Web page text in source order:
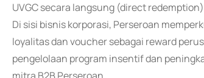
UVGC secara langsung (direct
Di sisi bisnis korporasi, Perseroan
loyalitas dan voucher sebagai reward
pengelolaan program insentif dan